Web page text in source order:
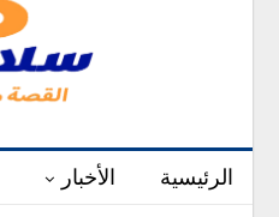
الرئيسية الأخبار